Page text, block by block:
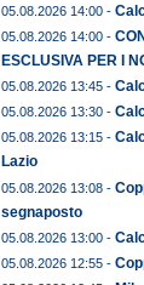
05.08.2026 14:00 -
05.08.2026 14:00 -
ESCLUSIVA PER I
05.08.2026 13:45 -
05.08.2026 13:30 -
05.08.2026 13:15 -
Lazio
05.08.2026 13:08 -
segnaposto
05.08.2026 13:00 -
05.08.2026 12:55 -